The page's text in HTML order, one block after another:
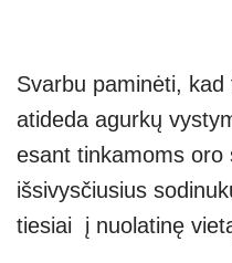
Svarbu paminėti,
atideda agurkų
esant tinkamoms oro
išsivysčiusius
tiesiai į nuolatinę